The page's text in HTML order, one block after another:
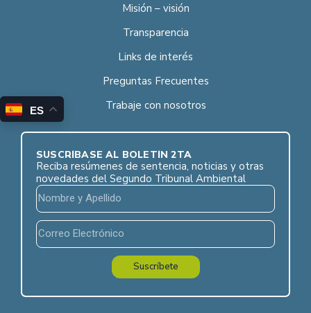
Misión – visión
Transparencia
Links de interés
Preguntas Frecuentes
Trabaje con nosotros
SUSCRÍBASE AL BOLETÍN 2TA
Reciba resúmenes de sentencia, noticias y otras
novedades del Segundo Tribunal Ambiental
Suscríbete
ES